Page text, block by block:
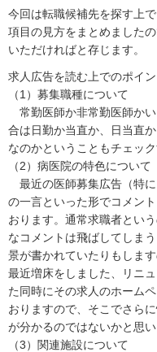
今回は転職候補先を探す上
項目の見方をまとめました
いただければと存じます。
求人広告を読む上でのポイン
（1）募集職種について
常勤医師か非常勤医師か
合は日勤か当直か、日当直
なのかということもチェッ
（2）病医院の特色について
最近の医師募集広告（特
の一言といった形でコメン
おります。通常求職者とい
なコメントは飛ばしてしま
景が書かれていたりもしま
最近増床をしました、リニ
た同時にその求人のホーム
おりますので、そこでさら
が分かるのではないかと思い
（3）関連施設について